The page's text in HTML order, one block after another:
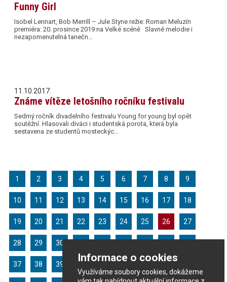
Informace o cookies
Využíváme soubory cookies, dokážeme
Funny Girl
Isobel Lennart, Bob Merrill – Jule Styne režie: Roman Meluzín
premiéra: 20. prosince 2019 na Velké scéně Slavné melodie i
nezapomenutelná tanečn…
11.10.2017:
Známe vítěze letošního ročníku festivalu
Sedmý ročník divadelního festivalu Young for young byl opět
soutěžní. Hlasovali diváci i studentská porota, která byla
sestavena ze studentů mosteckýc…
1 2 3 4 5 6 7 8 9
10 11 12 13 14 15 16 17 18
19 20 21 22 23 24 25 26 27
28 29 30
37 38 39